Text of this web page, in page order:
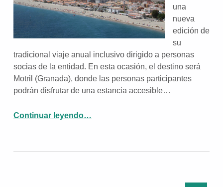
una
nueva
edición de
su
tradicional viaje anual inclusivo dirigido a personas
socias de la entidad. En esta ocasión, el destino será
Motril (Granada), donde las personas participantes
podrán disfrutar de una estancia accesible…
Continuar leyendo“ASPAYM CyL lanza el viaje inclusivo de socios de 2026: Destino Motril”
…